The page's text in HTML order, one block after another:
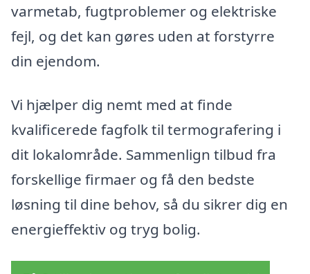
varmetab, fugtproblemer og elektriske
fejl, og det kan gøres uden at forstyrre
din ejendom.
Vi hjælper dig nemt med at finde
kvalificerede fagfolk til termografering i
dit lokalområde. Sammenlign tilbud fra
forskellige firmaer og få den bedste
løsning til dine behov, så du sikrer dig en
energieffektiv og tryg bolig.